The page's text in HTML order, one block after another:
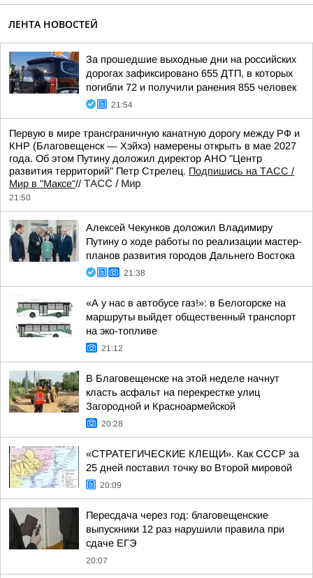
ЛЕНТА НОВОСТЕЙ
За прошедшие выходные дни на российских
дорогах зафиксировано 655 ДТП, в которых
погибли 72 и получили ранения 855 человек
21:54
Первую в мире трансграничную канатную дорогу между РФ и
КНР (Благовещенск — Хэйхэ) намерены открыть в мае 2027
года. Об этом Путину доложил директор АНО "Центр
развития территорий" Петр Стрелец. Подпишись на ТАСС /
Мир в "Максе"// ТАСС / Мир
21:50
Алексей Чекунков доложил Владимиру
Путину о ходе работы по реализации мастер-
планов развития городов Дальнего Востока
21:38
«А у нас в автобусе газ!»: в Белогорске на
маршруты выйдет общественный транспорт
на эко-топливе
21:12
В Благовещенске на этой неделе начнут
класть асфальт на перекрестке улиц
Загородной и Красноармейской
20:28
«СТРАТЕГИЧЕСКИЕ КЛЕЩИ». Как СССР за
25 дней поставил точку во Второй мировой
20:09
Пересдача через год: благовещенские
выпускники 12 раз нарушили правила при
сдаче ЕГЭ
20:07